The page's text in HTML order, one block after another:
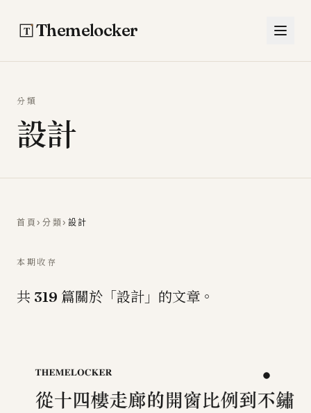
Themelocker
分類
設計
首頁› 分類› 設計
本期收存
共 319 篇關於「設計」的文章。